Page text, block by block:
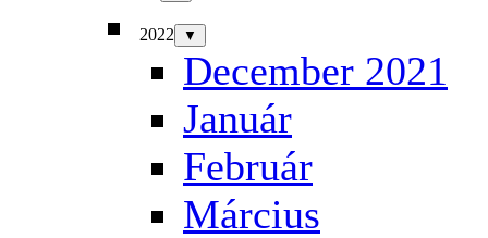
2022 ▼
December 2021
Január
Február
Március